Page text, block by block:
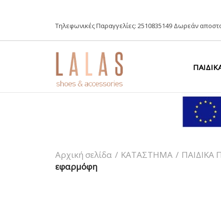
Τηλεφωνικές Παραγγελίες: 2510835149 Δωρεάν
Αρχική σελίδα / ΚΑΤΑΣΤΗΜΑ / ΠΑΙΔΙΚΑ
εφαρμόφη